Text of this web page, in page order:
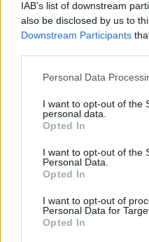
IAB’s list of downstream
also be disclosed by us to
Downstream Participants
Personal Data
I want to opt-out of the
personal data.
Opted In
I want to opt-out of the
Personal Data.
Opted In
I want to opt-out of
Personal Data for
Opted In
ΥΠΑΑΤ: Επιπλέον 12,5
για την ενίσχυση της
της ΔΕΗ για την είσοδο
ενέργειας
Στρατηγική επένδυση
για την ανάπτυξη
τεχνολογιών
07/08/2026 - 16:11